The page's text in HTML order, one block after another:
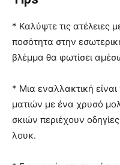
* Καλύψτε τις ατέλειες
ποσότητα στην
βλέμμα θα φωτίσει
* Μια εναλλακτική
ματιών με ένα χρυσό
σκιών περιέχουν
λουκ.